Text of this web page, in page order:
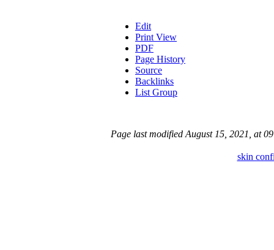
Edit
Print View
PDF
Page History
Source
Backlinks
List Group
Page last modified August 15, 2021, at
skin